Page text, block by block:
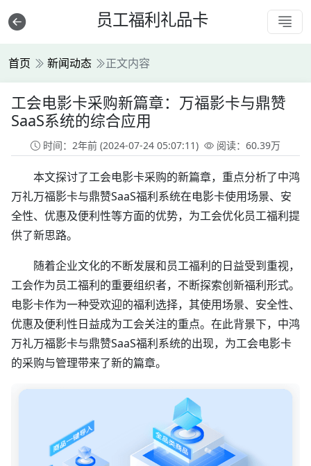
员工福利礼品卡
首页 新闻动态 正文内容
工会电影卡采购新篇章：万福影卡与鼎赞
SaaS系统的综合应用
时间：2年前 (2024-07-24 05:07:11) 阅读：60.39万
本文探讨了工会电影卡采购的新篇章，重点分析了中鸿
万礼万福影卡与鼎赞SaaS福利系统在电影卡使用场景、安
全性、优惠及便利性等方面的优势，为工会优化员工福利提
供了新思路。
随着企业文化的不断发展和员工福利的日益受到重视，
工会作为员工福利的重要组织者，不断探索创新福利形式。
电影卡作为一种受欢迎的福利选择，其使用场景、安全性、
优惠及便利性日益成为工会关注的重点。在此背景下，中鸿
万礼万福影卡与鼎赞SaaS福利系统的出现，为工会电影卡
的采购与管理带来了新的篇章。